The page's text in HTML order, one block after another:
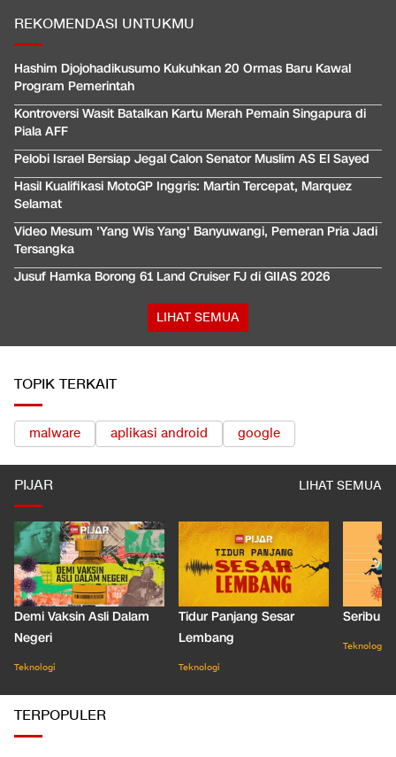
REKOMENDASI UNTUKMU
Hashim Djojohadikusumo Kukuhkan 20 Ormas Baru Kawal
Program Pemerintah
Kontroversi Wasit Batalkan Kartu Merah Pemain Singapura di
Piala AFF
Pelobi Israel Bersiap Jegal Calon Senator Muslim AS El Sayed
Hasil Kualifikasi MotoGP Inggris: Martin Tercepat, Marquez
Selamat
Video Mesum 'Yang Wis Yang' Banyuwangi, Pemeran Pria Jadi
Tersangka
Jusuf Hamka Borong 61 Land Cruiser FJ di GIIAS 2026
LIHAT SEMUA
TOPIK TERKAIT
malware aplikasi android google
PIJAR LIHAT SEMUA
Demi Vaksin Asli Dalam
Negeri
Teknologi
Tidur Panjang Sesar
Lembang
Teknologi
Seribu
Teknologi
TERPOPULER